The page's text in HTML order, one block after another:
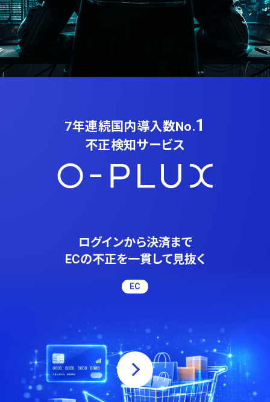
7年連続国内導入数No.1
不正検知サービス
ログインから決済まで
ECの不正を一貫して見抜く
EC